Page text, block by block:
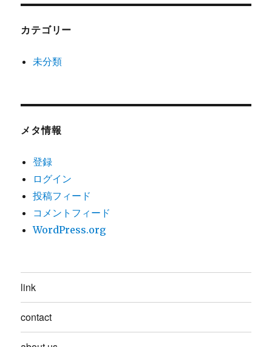
カテゴリー
未分類
メタ情報
登録
ログイン
投稿フィード
コメントフィード
WordPress.org
link
contact